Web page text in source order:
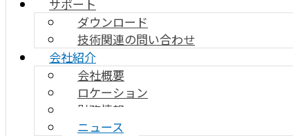
サポート
ダウンロード
技術関連の問い合わせ
会社紹介
会社概要
ロケーション
財務情報
ニュース